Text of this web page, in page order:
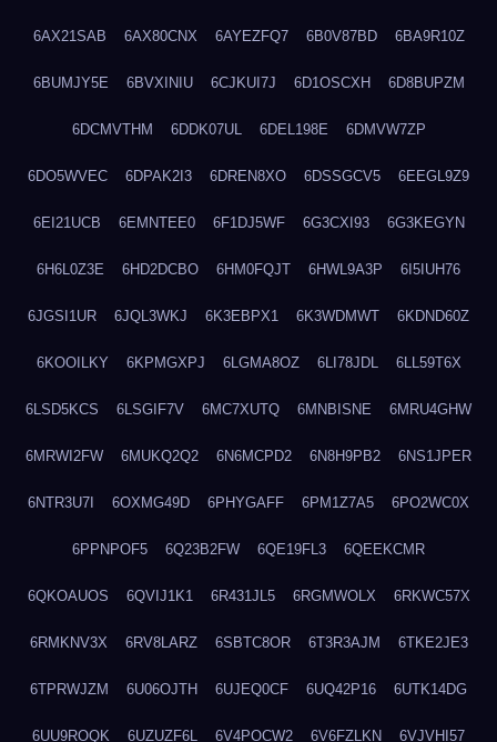
6AX21SAB 6AX80CNX 6AYEZFQ7 6B0V87BD 6BA9R10Z
6BUMJY5E 6BVXINIU 6CJKUI7J 6D1OSCXH 6D8BUPZM
6DCMVTHM 6DDK07UL 6DEL198E 6DMVW7ZP
6DO5WVEC 6DPAK2I3 6DREN8XO 6DSSGCV5 6EEGL9Z9
6EI21UCB 6EMNTEE0 6F1DJ5WF 6G3CXI93 6G3KEGYN
6H6L0Z3E 6HD2DCBO 6HM0FQJT 6HWL9A3P 6I5IUH76
6JGSI1UR 6JQL3WKJ 6K3EBPX1 6K3WDMWT 6KDND60Z
6KOOILKY 6KPMGXPJ 6LGMA8OZ 6LI78JDL 6LL59T6X
6LSD5KCS 6LSGIF7V 6MC7XUTQ 6MNBISNE 6MRU4GHW
6MRWI2FW 6MUKQ2Q2 6N6MCPD2 6N8H9PB2 6NS1JPER
6NTR3U7I 6OXMG49D 6PHYGAFF 6PM1Z7A5 6PO2WC0X
6PPNPOF5 6Q23B2FW 6QE19FL3 6QEEKCMR
6QKOAUOS 6QVIJ1K1 6R431JL5 6RGMWOLX 6RKWC57X
6RMKNV3X 6RV8LARZ 6SBTC8OR 6T3R3AJM 6TKE2JE3
6TPRWJZM 6U06OJTH 6UJEQ0CF 6UQ42P16 6UTK14DG
6UU9ROQK 6UZUZF6L 6V4POCW2 6V6FZLKN 6VJVHI57